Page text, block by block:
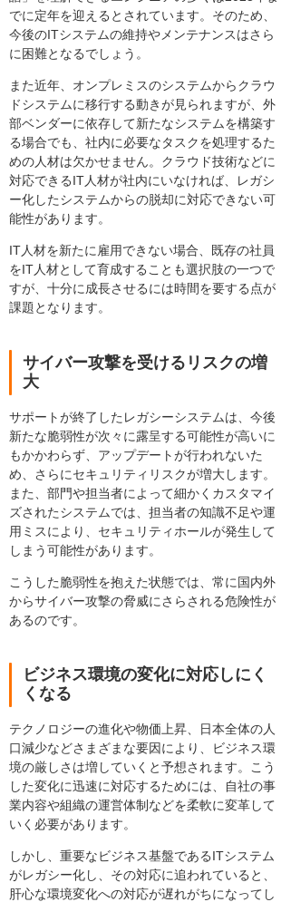
でに定年を迎えるとされています。そのため、
今後のITシステムの維持やメンテナンスはさら
に困難となるでしょう。
また近年、オンプレミスのシステムからクラウ
ドシステムに移行する動きが見られますが、外
部ベンダーに依存して新たなシステムを構築す
る場合でも、社内に必要なタスクを処理するた
めの人材は欠かせません。クラウド技術などに
対応できるIT人材が社内にいなければ、レガシ
ー化したシステムからの脱却に対応できない可
能性があります。
IT人材を新たに雇用できない場合、既存の社員
をIT人材として育成することも選択肢の一つで
すが、十分に成長させるには時間を要する点が
課題となります。
サイバー攻撃を受けるリスクの増
大
サポートが終了したレガシーシステムは、今後
新たな脆弱性が次々に露呈する可能性が高いに
もかかわらず、アップデートが行われないた
め、さらにセキュリティリスクが増大します。
また、部門や担当者によって細かくカスタマイ
ズされたシステムでは、担当者の知識不足や運
用ミスにより、セキュリティホールが発生して
しまう可能性があります。
こうした脆弱性を抱えた状態では、常に国内外
からサイバー攻撃の脅威にさらされる危険性が
あるのです。
ビジネス環境の変化に対応しにく
くなる
テクノロジーの進化や物価上昇、日本全体の人
口減少などさまざまな要因により、ビジネス環
境の厳しさは増していくと予想されます。こう
した変化に迅速に対応するためには、自社の事
業内容や組織の運営体制などを柔軟に変革して
いく必要があります。
しかし、重要なビジネス基盤であるITシステム
がレガシー化し、その対応に追われていると、
肝心な環境変化への対応が遅れがちになってし